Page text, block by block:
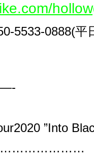
5533-0888(平
”Into